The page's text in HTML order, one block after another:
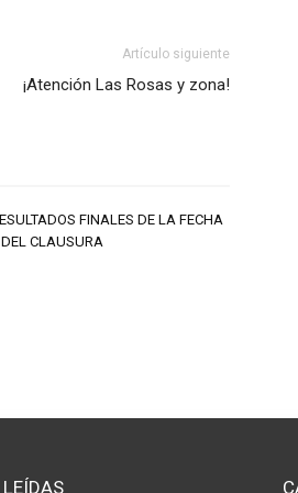
Artículo siguiente
¡Atención Las Rosas y zona!
FINALES DE LA FECHA
CLAUSURA